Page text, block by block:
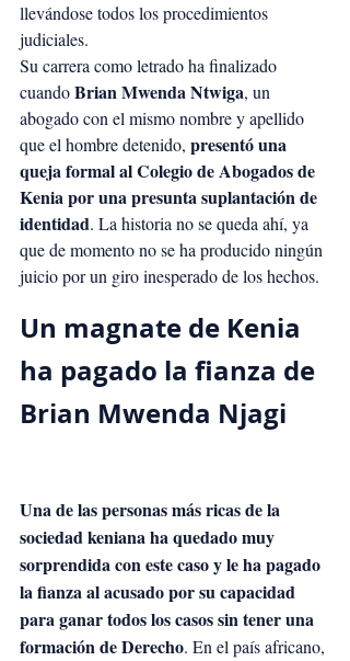
llevándose todos los procedimientos
judiciales.
Su carrera como letrado ha finalizado
cuando Brian Mwenda Ntwiga, un
abogado con el mismo nombre y apellido
que el hombre detenido, presentó una
queja formal al Colegio de Abogados de
Kenia por una presunta suplantación de
identidad. La historia no se queda ahí, ya
que de momento no se ha producido ningún
juicio por un giro inesperado de los hechos.
Un magnate de Kenia
ha pagado la fianza de
Brian Mwenda Njagi
Una de las personas más ricas de la
sociedad keniana ha quedado muy
sorprendida con este caso y le ha pagado
la fianza al acusado por su capacidad
para ganar todos los casos sin tener una
formación de Derecho. En el país africano,